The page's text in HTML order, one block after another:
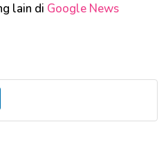
lain di Google News